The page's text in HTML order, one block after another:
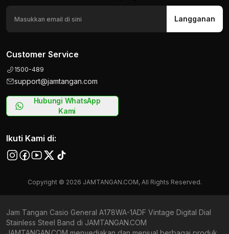
Langganan
Customer Service
1500-489
support@jamtangan.com
Hubungi WhatsApp
Kami
Ikuti Kami di:
Copyright © 2026 JAMTANGAN.COM, All Rights Reserved.
Jam Tangan Casio General A178WA-1ADF Vintage Digital Dial
Stainless Steel Band di JAMTANGAN.COM